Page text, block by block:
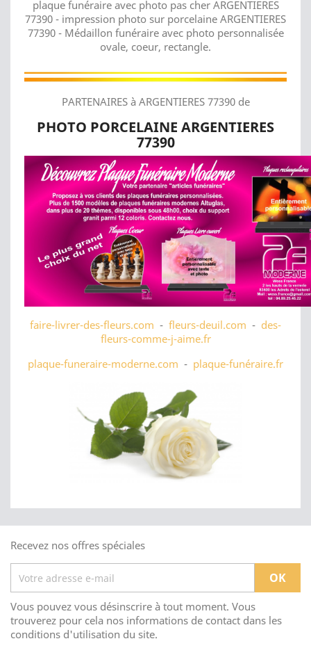
plaque funéraire avec photo pas cher ARGENTIERES
77390 - impression photo sur porcelaine ARGENTIERES
77390 - Médaillon funéraire avec photo personnalisée
ovale, coeur, rectangle.
PARTENAIRES à ARGENTIERES 77390 de
PHOTO PORCELAINE ARGENTIERES
77390
faire-livrer-des-fleurs.com - fleurs-deuil.com - des-
fleurs-comme-j-aime.fr
plaque-funeraire-moderne.com - plaque-funéraire.fr
Recevez nos offres spéciales
Vous pouvez vous désinscrire à tout moment. Vous
trouverez pour cela nos informations de contact dans les
conditions d'utilisation du site.